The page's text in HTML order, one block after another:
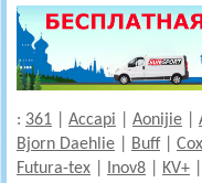
: 361 Accapi Aonijie
Bjorn Daehlie
Buff|
Futura-tex
Inov8 KV+